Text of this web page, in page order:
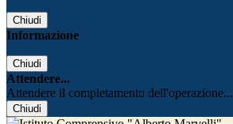
Chiudi
Informazione
Chiudi
Attendere...
Attendere il completamento dell'operazione...
Chiudi